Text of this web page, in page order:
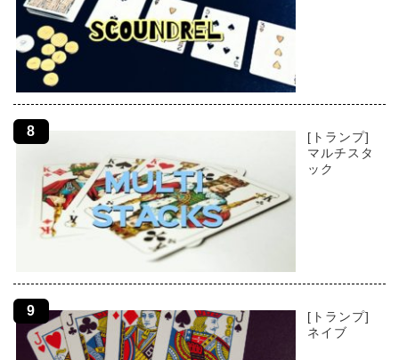
[トランプ]
マルチスタ
ック
[トランプ]
ネイブ